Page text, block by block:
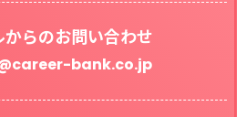
からのお問い合わせ
bank.co.jp